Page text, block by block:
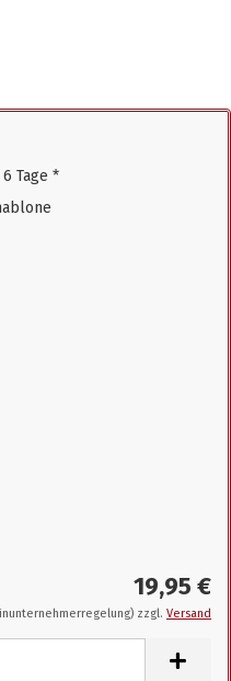
Tage *
19,95 €
zzgl. Versand